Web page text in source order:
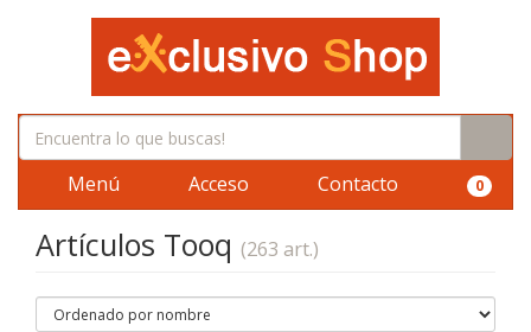
Menú Acceso Contacto 0
Artículos Tooq (263 art.)